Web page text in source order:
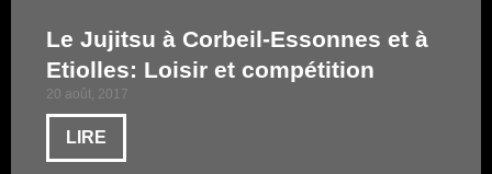
Le Jujitsu à Corbeil-Essonnes et à
Etiolles: Loisir et compétition
20 août, 2017
LIRE